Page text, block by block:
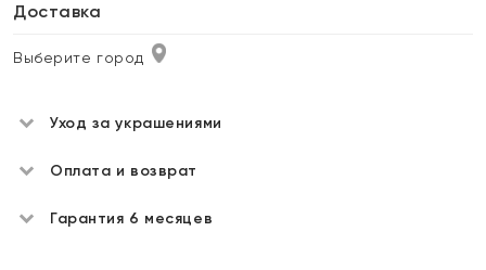
Доставка
Выберите город
Уход за украшениями
Оплата и возврат
Гарантия 6 месяцев